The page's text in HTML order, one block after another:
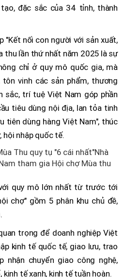
đặc sắc của 34 tỉnh, thành
"Kết nối con người với sản xuất,
thu lần thứ nhất năm 2025 là sự
chỉ ở quy mô quốc gia, mà
vinh các sản phẩm, thương
sắc, trí tuệ Việt Nam góp phần
tiêu dùng nội địa, lan tỏa tinh
tiên dùng hàng Việt Nam", thúc
hội nhập quốc tế.
Thu quy tụ "6 cái nhất"Nhà
tham gia Hội chợ Mùa thu
quy mô lớn nhất từ trước tới
chợ" gồm 5 phân khu chủ đề,
trọng để doanh nghiệp Việt
kinh tế quốc tế, giao lưu, trao
nhận chuyển giao công nghệ,
tế xanh, kinh tế tuần hoàn.